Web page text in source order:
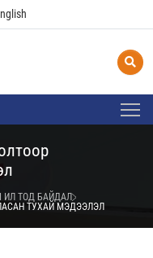
ИЛ ТОД БАЙДАЛ
ТУХАЙ МЭДЭЭЛЭЛ